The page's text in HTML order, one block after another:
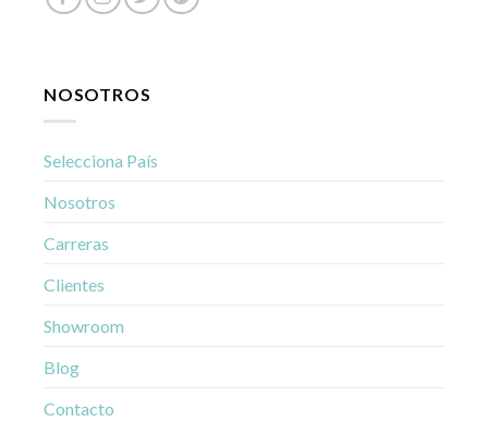
NOSOTROS
Selecciona País
Nosotros
Carreras
Clientes
Showroom
Blog
Contacto